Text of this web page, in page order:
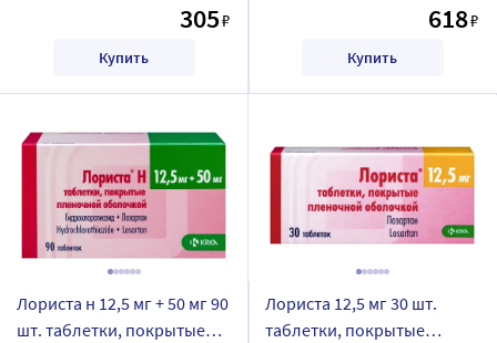
305₽
Купить
618₽
Купить
Лориста н 12,5 мг + 50 мг 90
шт. таблетки, покрытые
Лориста 12,5 мг 30 шт.
таблетки, покрытые